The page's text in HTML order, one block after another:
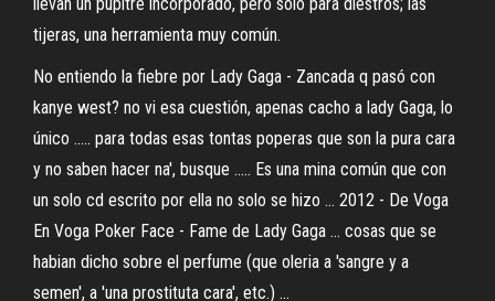
tijeras, una herramienta muy común.
No entiendo la fiebre por Lady Gaga - Zancada q pasó con
kanye west? no vi esa cuestión, apenas cacho a lady Gaga, lo
único ..... para todas esas tontas poperas que son la pura cara
y no saben hacer na', busque ..... Es una mina común que con
un solo cd escrito por ella no solo se hizo ... 2012 - De Voga
En Voga Poker Face - Fame de Lady Gaga ... cosas que se
habian dicho sobre el perfume (que oleria a 'sangre y a
semen', a 'una prostituta cara', etc.) ...